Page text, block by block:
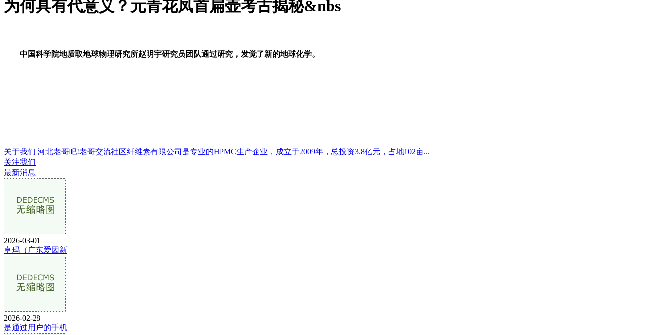
为何具有代意义？元青花凤首扁壶考古揭秘&nbs
中国科学院地质取地球物理研究所赵明宇研究员团队通过研究，发觉了新的地球化学。
关于我们 河北老哥吧!老哥交流社区纤维素有限公司是专业的HPMC生产企业，成立于2009年，总投资3.8亿元，占地102亩...
关注我们
最新消息
2026-03-01
卓玛（广东爱因新
2026-02-28
是通过用户的手机